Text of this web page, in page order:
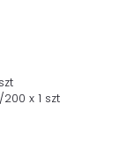
x 1 szt